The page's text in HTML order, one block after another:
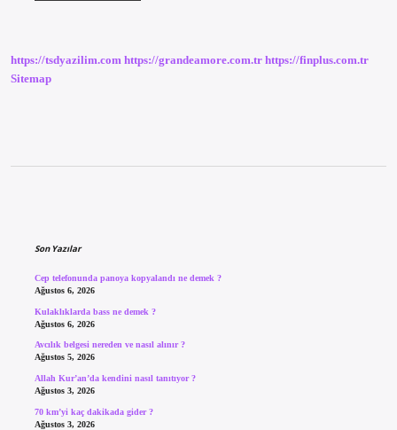
https://tsdyazilim.com https://grandeamore.com.tr https://finplus.com.tr
Sitemap
Son Yazılar
Cep telefonunda panoya kopyalandı ne demek ?
Ağustos 6, 2026
Kulaklıklarda bass ne demek ?
Ağustos 6, 2026
Avcılık belgesi nereden ve nasıl alınır ?
Ağustos 5, 2026
Allah Kur’an’da kendini nasıl tanıtıyor ?
Ağustos 3, 2026
70 km’yi kaç dakikada gider ?
Ağustos 3, 2026